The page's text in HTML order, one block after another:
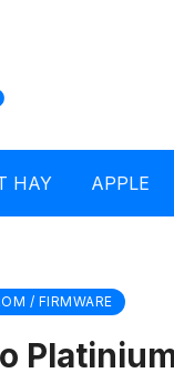
HAY APPLE
/ FIRMWARE